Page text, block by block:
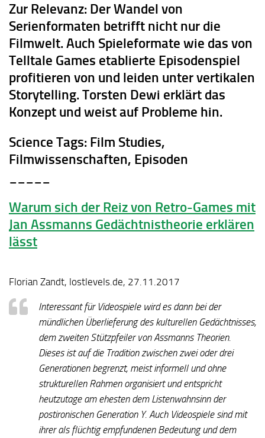
Zur Relevanz: Der Wandel von
Serienformaten betrifft nicht nur die
Filmwelt. Auch Spieleformate wie das von
Telltale Games etablierte Episodenspiel
profitieren von und leiden unter vertikalen
Storytelling. Torsten Dewi erklärt das
Konzept und weist auf Probleme hin.
Science Tags: Film Studies,
Filmwissenschaften, Episoden
Warum sich der Reiz von Retro-Games mit
Jan Assmanns Gedächtnistheorie erklären
lässt
Florian Zandt, lostlevels.de, 27.11.2017
Interessant für Videospiele wird es dann bei der
mündlichen Überlieferung des kulturellen Gedächtnisses,
dem zweiten Stützpfeiler von Assmanns Theorien.
Dieses ist auf die Tradition zwischen zwei oder drei
Generationen begrenzt, meist informell und ohne
strukturellen Rahmen organisiert und entspricht
heutzutage am ehesten dem Listenwahnsinn der
postironischen Generation Y. Auch Videospiele sind mit
ihrer als flüchtig empfundenen Bedeutung und dem